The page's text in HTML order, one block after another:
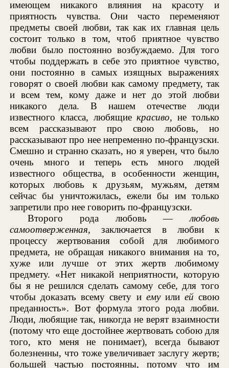
имеющем никакого влияния на красоту и
приятность чувства. Они часто переменяют
предметы своей любви, так как их главная цель
состоит только в том, чтоб приятное чувство
любви было постоянно возбуждаемо. Для того
чтобы поддержать в себе это приятное чувство,
они постоянно в самых изящных выражениях
говорят о своей любви как самому предмету, так
и всем тем, кому даже и нет до этой любви
никакого дела. В нашем отечестве люди
известного класса, любящиекрасиво, не только
всем рассказывают про свою любовь, но
рассказывают про нее непременно по-французски.
Смешно и странно сказать, но я уверен, что было
очень много и теперь есть много людей
известного общества, в особенности женщин,
которых любовь к друзьям, мужьям, детям
сейчас бы уничтожилась, ежели бы им только
запретили про нее говорить по-французски.
Второго рода любовь —любовь
самоотверженная, заключается в любви к
процессу жертвования собой для любимого
предмета, не обращая никакого внимания на то,
хуже или лучше от этих жертв любимому
предмету. «Нет никакой неприятности, которую
бы я не решился сделать самому себе, для того
чтобы доказать всему свету и емуилией свою
преданность». Вот формула этого рода любви.
Люди, любящие так, никогда не верят взаимности
(потому что еще достойнее жертвовать собою для
того, кто меня не понимает), всегда бывают
болезненны, что тоже увеличивает заслугу жертв;
большей частью постоянны, потому что им